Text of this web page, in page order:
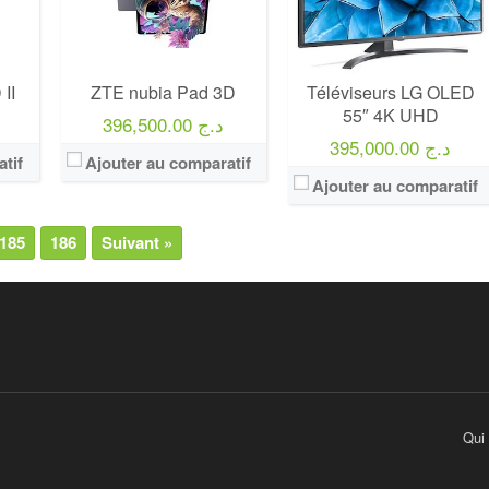
II ZTE nubia Pad 3D
396,500.00 د.ج
Ajouter au comparatif
Téléviseurs LG OLED
55″ 4K UHD
395,000.00 د.ج
Ajouter au comparatif
185 186 Suivant »
Qui